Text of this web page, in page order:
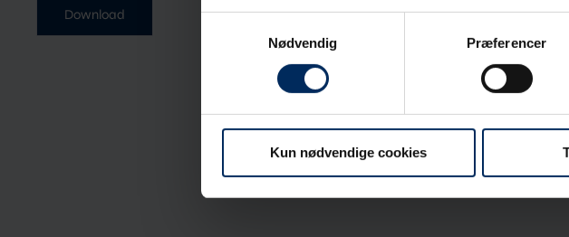
Nødvendig
Præferencer
Kun nødvendige cookies
Download